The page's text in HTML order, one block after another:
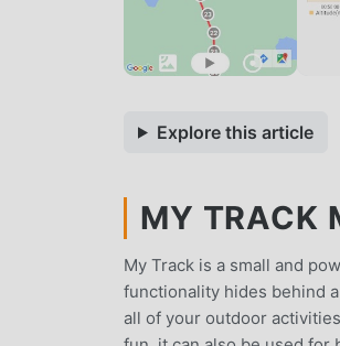
Explore this article
MY TRACK
My Track is a small and
functionality hides behind
all of your outdoor